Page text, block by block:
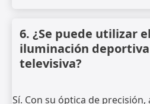
6. ¿Se puede utilizar
iluminación
televisiva?
Sí. Con su óptica de